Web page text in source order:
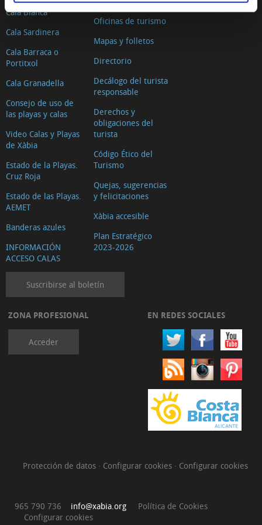
Cala Blanca
Cala Sardinera
Cala Barraca o
Portitxol
Cala Granadella
Consejo de uso de
las playas y calas
Video Calas y Playas
de Xàbia
Estado de la Playas.
Cruz Roja
Estado de las Playas.
AEMET
Banderas azules
INFORMACIÓN
ACCESO CALAS
Oficinas de turismo
Mapas y folletos
Directorio
Decálogo del turista
responsable
Derechos y
obligaciones del
turista
Código Ético del
Turismo
Quejas, sugerencias
y felicitaciones
Xàbia accesible
Plan Estratégico
2023-2026
Suscribirse al boletín
ZONA PROFESIONAL
Acceder
EN REDES SOCIALES
Protección de datos · Configurar cookies · Configurar cookies
965 790 736 info@xabia.org
Política de Cookies
Configurar cookies